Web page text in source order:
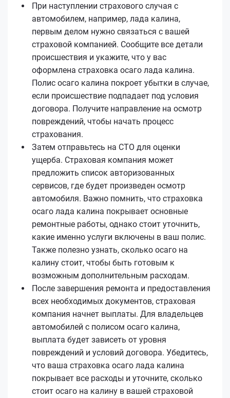
При наступлении страхового случая с
автомобилем, например, лада калина,
первым делом нужно связаться с вашей
страховой компанией. Сообщите все детали
происшествия и укажите, что у вас
оформлена страховка осаго лада калина.
Полис осаго калина покроет убытки в случае,
если происшествие подпадает под условия
договора. Получите направление на осмотр
повреждений, чтобы начать процесс
страхования.
Затем отправьтесь на СТО для оценки
ущерба. Страховая компания может
предложить список авторизованных
сервисов, где будет произведен осмотр
автомобиля. Важно помнить, что страховка
осаго лада калина покрывает основные
ремонтные работы, однако стоит уточнить,
какие именно услуги включены в ваш полис.
Также полезно узнать, сколько осаго на
калину стоит, чтобы быть готовым к
возможным дополнительным расходам.
После завершения ремонта и предоставления
всех необходимых документов, страховая
компания начнет выплаты. Для владельцев
автомобилей с полисом осаго калина,
выплата будет зависеть от уровня
повреждений и условий договора. Убедитесь,
что ваша страховка осаго лада калина
покрывает все расходы и уточните, сколько
стоит осаго на калину в вашей страховой